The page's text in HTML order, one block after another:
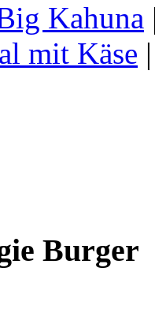
Kahuna
mit Käse |
Burger